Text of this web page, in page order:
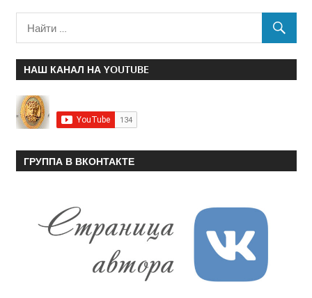
НАШ КАНАЛ НА YOUTUBE
ГРУППА В ВКОНТАКТЕ